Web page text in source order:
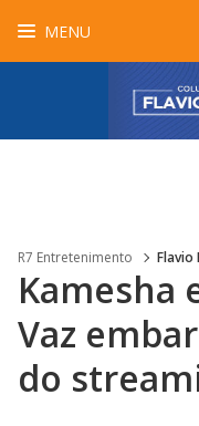
MENU
R7 Entretenimento Flavio
Kamesha
Vaz
do